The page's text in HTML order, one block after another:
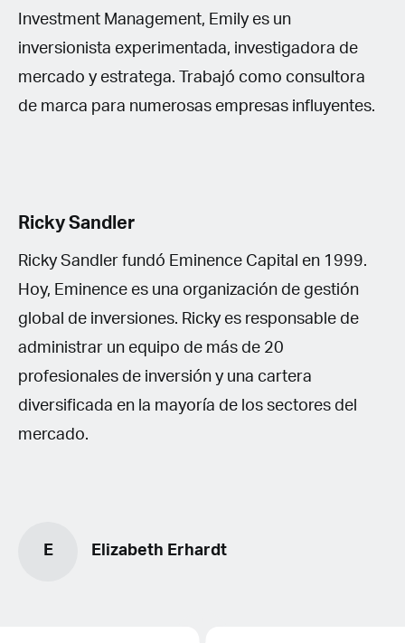
Investment Management, Emily es un
inversionista experimentada, investigadora de
mercado y estratega. Trabajó como consultora
de marca para numerosas empresas influyentes.
Ricky Sandler
Ricky Sandler fundó Eminence Capital en 1999.
Hoy, Eminence es una organización de gestión
global de inversiones. Ricky es responsable de
administrar un equipo de más de 20
profesionales de inversión y una cartera
diversificada en la mayoría de los sectores del
mercado.
E Elizabeth Erhardt